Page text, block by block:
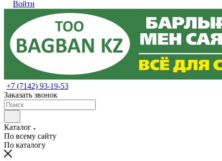
Войти
+7 (7142) 93-19-53
Заказать звонок
Каталог
По всему сайту
По каталогу